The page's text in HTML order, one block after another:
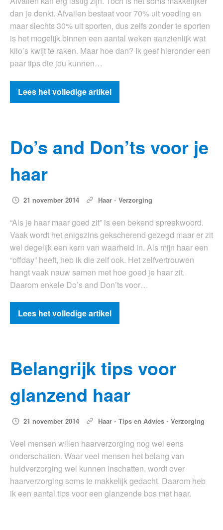
dan je denkt. Afvallen bestaat voor 70% uit voeding en
maar slechts 30% uit sporten, dus zelfs zonder te sporten
is het mogelijk binnen een aantal weken aanzienlijk wat
kilo’s kwijt te raken. Maar hoe dan? Ik geef hieronder een
paar tips die jou kunnen…
Lees het volledige artikel
Do’s and Don’ts voor je
haar
21 november 2014 Haar• Verzorging
“Als je haar maar goed zit” is een bekend spreekwoord.
Vaak wordt het enigszins gekscherend gezegd maar er zit
wel degelijk een kern van waarheid in. Als mijn haar een
“offday” heeft, heb ik die zelf ook. Het zelfvertrouwen
hangt vaak nauw samen met hoe goed je haar zit.
Daarom enkele Do’s and Don’ts voor…
Lees het volledige artikel
Belangrijk tips voor
glanzend haar
21 november 2014 Haar• Tips en Advies• Verzorging
Veel mensen willen haarverzorging nog wel eens
onderschatten. Waar veel mensen het belang van
huidverzorging wel kunnen inschatten, wordt over
haarverzorging soms te makkelijk gedacht. Daarom heb
ik een aantal tips voor een glanzende bos met haar.